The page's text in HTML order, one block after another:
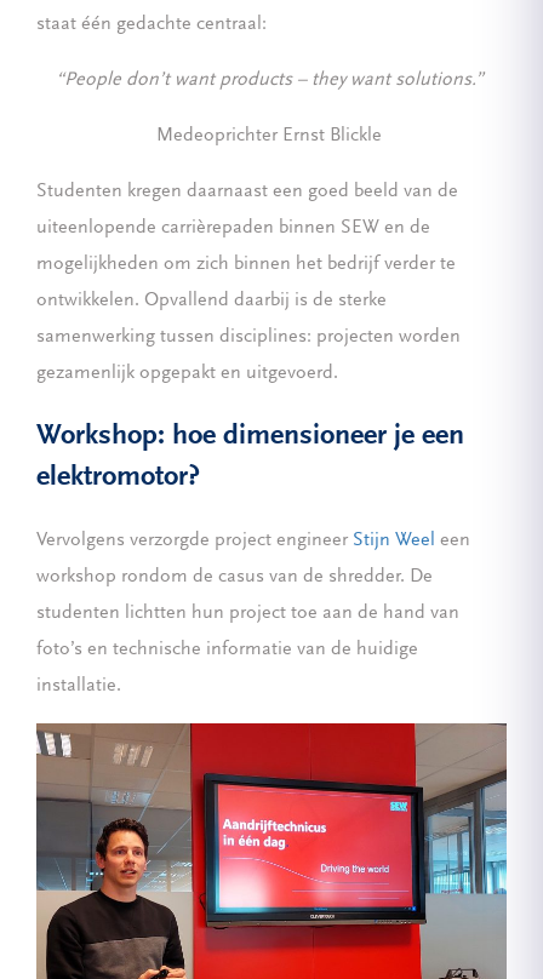
staat één gedachte centraal:
“People don’t want products – they want solutions.”
Medeoprichter Ernst Blickle
Studenten kregen daarnaast een goed beeld van de
uiteenlopende carrièrepaden binnen SEW en de
mogelijkheden om zich binnen het bedrijf verder te
ontwikkelen. Opvallend daarbij is de sterke
samenwerking tussen disciplines: projecten worden
gezamenlijk opgepakt en uitgevoerd.
Workshop: hoe dimensioneer je een
elektromotor?
Vervolgens verzorgde project engineer Stijn Weel een
workshop rondom de casus van de shredder. De
studenten lichtten hun project toe aan de hand van
foto’s en technische informatie van de huidige
installatie.